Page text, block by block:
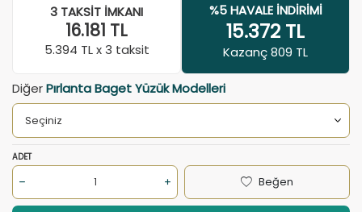
3 TAKSIT İMKANI
16.181 TL
5.394 TL x 3 taksit
%5 HAVALE İNDIRIMI
15.372 TL
Kazanç 809 TL
DiğerPırlanta Baget Yüzük Modelleri
ADET
Beğen